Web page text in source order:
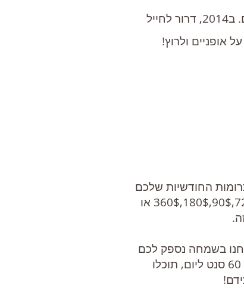
ינון- נפצע ב2003 ע״י פצמ״ר בזמן ששירת בגולני. הוא איבד את שתי רגליו מתחת לברכיים. ב2014, דרור לחייל
החודשיות שלכם
ישמשו כדי לספק שירותים לחיילים פצועים בישראל. בחרו גודל תרומה של 18$,36$,54$,72$,90$,180$,360$ או
בשמחה נספק לכם
את המידע ואפילו נחבר אתכם לחייל (או חיילים) שהתרומה שלכם עזרה לו. בסכום פעוט של 60 סנט ליום, תוכלו